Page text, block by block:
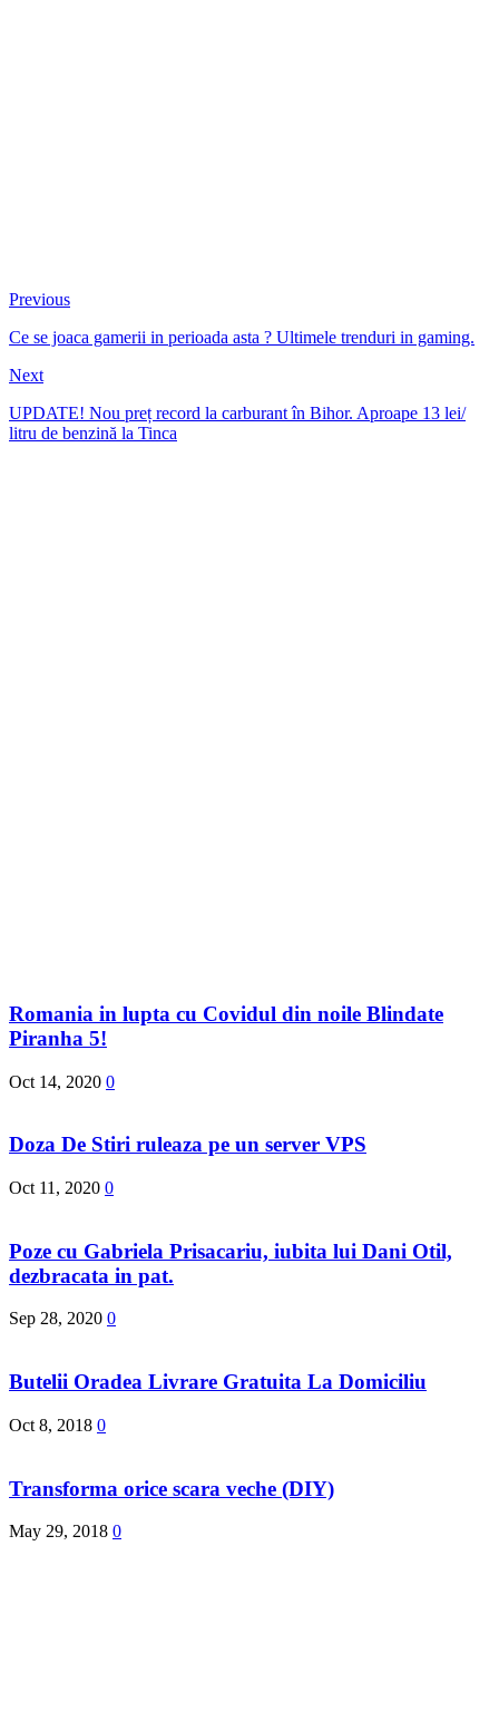
Previous
Ce se joaca gamerii in perioada asta ? Ultimele trenduri in gaming.
Next
UPDATE! Nou preț record la carburant în Bihor. Aproape 13 lei/
litru de benzină la Tinca
Romania in lupta cu Covidul din noile Blindate
Piranha 5!
Oct 14, 2020 0
Doza De Stiri ruleaza pe un server VPS
Oct 11, 2020 0
Poze cu Gabriela Prisacariu, iubita lui Dani Otil,
dezbracata in pat.
Sep 28, 2020 0
Butelii Oradea Livrare Gratuita La Domiciliu
Oct 8, 2018 0
Transforma orice scara veche (DIY)
May 29, 2018 0